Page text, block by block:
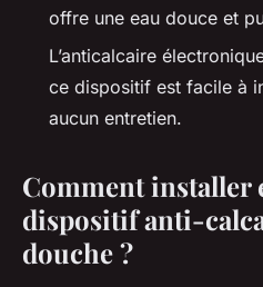
offre une eau douce et
L’anticalcaire
ce dispositif est facile à
aucun entretien.
Comment installer
dispositif anti-
douche ?